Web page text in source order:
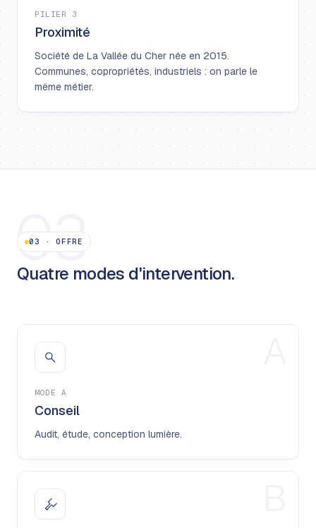
PILIER 3
Proximité
Société de La Vallée du Cher née en 2015.
Communes, copropriétés, industriels : on parle le
même métier.
03
03 ·OFFRE
Quatre modes d'intervention.
MODE A
Conseil
Audit, étude, conception lumière.